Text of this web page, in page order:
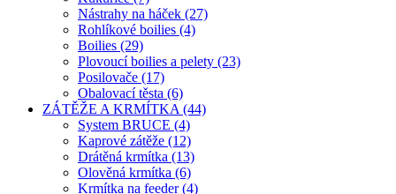
Nástrahy na háček (27)
Rohlíkové boilies (4)
Boilies (29)
Plovoucí boilies a pelety (23)
Posilovače (17)
Obalovací těsta (6)
ZÁTĚŽE A KRMÍTKA (44)
System BRUCE (4)
Kaprové zátěže (12)
Drátěná krmítka (13)
Olověná krmítka (6)
Krmítka na feeder (4)